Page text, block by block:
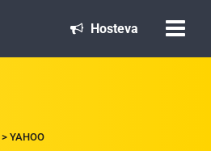
Hosteva
> YAHOO